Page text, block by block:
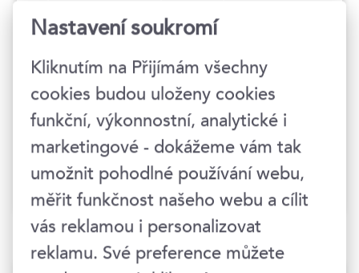
nakladatelství Albatros. Své postřehy
pravidelně na svém blogu. Baví mě
historie, politika, metalová hudba a
úplně nejraději se učím něco nového –
nejen kvůli sobě, ale i proto, abych
neustále vylepšovala obsah a formu
svých kurzů.
Nastavení soukromí
Kliknutím na Přijímám všechny
cookies budou uloženy cookies
funkční, výkonnostní, analytické i
marketingové - dokážeme vám tak
umožnit pohodlné používání webu,
měřit funkčnost našeho webu a cílit
vás reklamou i personalizovat
reklamu. Své preference můžete